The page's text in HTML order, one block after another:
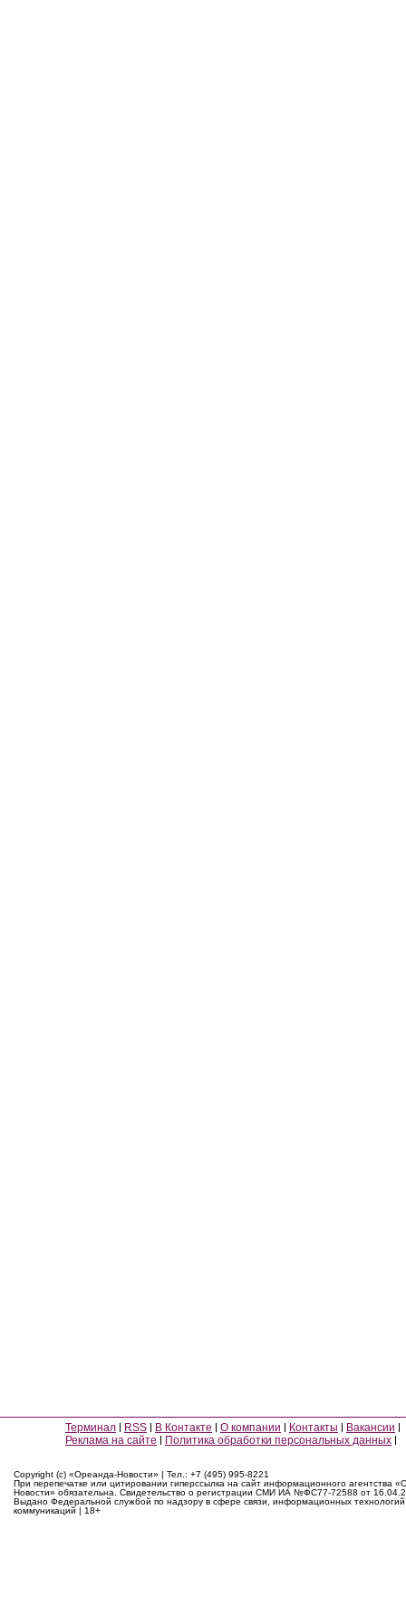
Терминал RSS В Контакте О компании Контакты
Вакансии
Реклама на сайте
Политика обработки персональных данных
Copyright (c) «Ореанда-Новости» | Тел.: +7 (495) 995-8221
При перепечатке или цитировании гиперссылка на сайт информационного агентства
Новости» обязательна. Свидетельство о регистрации СМИ ИА №ФС77-72588 от
Выдано Федеральной службой по надзору в сфере связи, информационных
коммуникаций | 18+